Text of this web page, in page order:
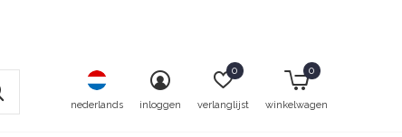
nederlands inloggen verlanglijst
0
winkelwagen
0